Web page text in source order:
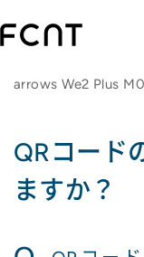
arrows We2 Plus
QRコード
ますか？